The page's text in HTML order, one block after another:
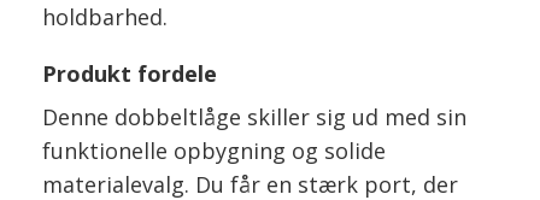
holdbarhed.
Produkt fordele
Denne dobbeltlåge skiller sig ud med sin
funktionelle opbygning og solide
materialevalg. Du får en stærk port, der